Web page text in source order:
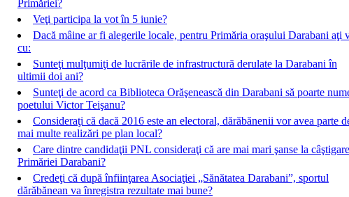
Primăriei?
Veţi participa la vot în 5 iunie?
Dacă mâine ar fi alegerile locale, pentru Primăria oraşului Darabani aţi
cu:
Sunteţi mulţumiţi de lucrările de infrastructură derulate la Darabani în
ultimii doi ani?
Sunteţi de acord ca Biblioteca Orăşenească din Darabani să poarte
poetului Victor Teişanu?
Consideraţi că dacă 2016 este an electoral, dărăbănenii vor avea parte
mai multe realizări pe plan local?
Care dintre candidaţii PNL consideraţi că are mai mari şanse la
Primăriei Darabani?
Credeţi că după înfiinţarea Asociaţiei „Sănătatea Darabani”, sportul
dărăbănean va înregistra rezultate mai bune?